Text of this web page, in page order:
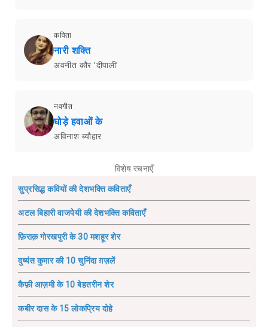
कविता
नारी शक्ति
अवनीत कौर 'दीपाली'
नवगीत
घोड़े हवाओं के
अविनाश ब्यौहार
विशेष रचनाएँ
सुप्रसिद्ध कवियों की देशभक्ति कविताएँ
अटल बिहारी वाजपेयी की देशभक्ति कविताएँ
फ़िराक़ गोरखपुरी के 30 मशहूर शेर
दुष्यंत कुमार की 10 चुनिंदा ग़ज़लें
कैफ़ी आज़मी के 10 बेहतरीन शेर
कबीर दास के 15 लोकप्रिय दोहे